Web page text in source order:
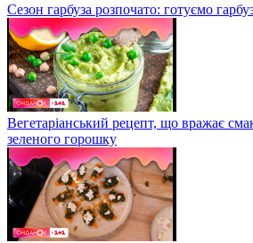
Сезон гарбуза розпочато: готуємо
Вегетаріанський рецепт, що вражає
зеленого горошку